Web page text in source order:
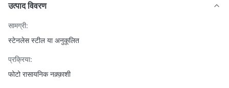
उत्पाद विवरण
सामग्री:
स्टेनलेस स्टील या अनुकूलित
प्रक्रिया:
फोटो रासायनिक नक़्क़ाशी